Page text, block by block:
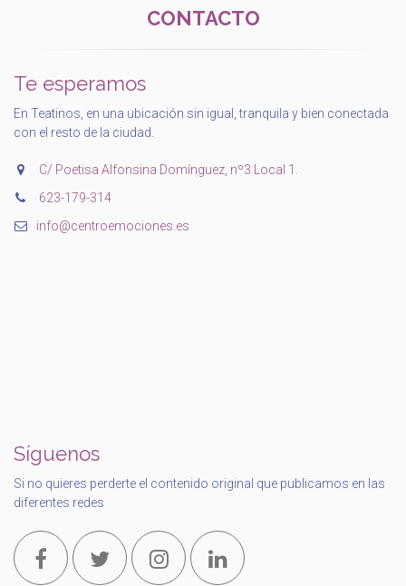
CONTACTO
Te esperamos
En Teatinos, en una ubicación sin igual, tranquila y bien conectada
con el resto de la ciudad.
C/ Poetisa Alfonsina Domínguez, nº3 Local 1.
‭623-179-314‬
info@centroemociones.es
Síguenos
Si no quieres perderte el contenido original que publicamos en las
diferentes redes